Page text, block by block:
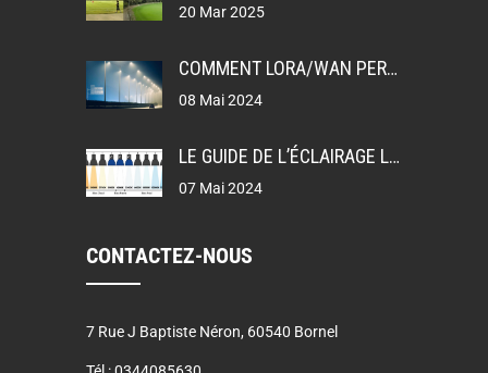
20 Mar 2025
COMMENT LORA/WAN PERMET L’ÉCLAIRAGE PUBLIC INTELLIGENT
08 Mai 2024
LE GUIDE DE L’ÉCLAIRAGE LEDEX
07 Mai 2024
CONTACTEZ-NOUS
7 Rue J Baptiste Néron, 60540 Bornel